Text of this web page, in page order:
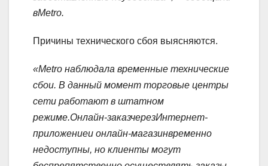
вMetro.
Причины технического сбоя выясняются.
«Metro наблюдала временные технические
сбои. В данный момент торговые центры
сети работают в штатном
режиме.Онлайн-заказчерезИнтернет-
приложениеи онлайн-магазинвременно
недоступны, но клиенты могут